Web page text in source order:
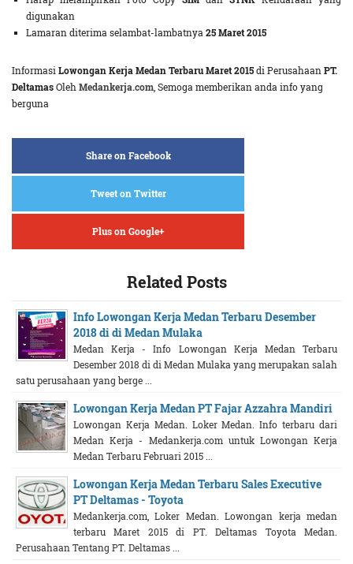
digunakan
Lamaran diterima selambat-lambatnya 25 Maret 2015
Informasi Lowongan Kerja Medan Terbaru Maret 2015di Perusahaan PT.
DeltamasOleh Medankerja.com , Semoga memberikan anda info yang
berguna
Share on Facebook
Tweet on Twitter
Plus on Google+
Related Posts
Info Lowongan Kerja Medan Terbaru Desember
2018 di di Medan Mulaka
Medan Kerja - Info Lowongan Kerja Medan Terbaru
Desember 2018 di di Medan Mulaka yang merupakan salah
satu perusahaan yang berge ...
Lowongan Kerja Medan PT Fajar Azzahra Mandiri
Lowongan Kerja Medan. Loker Medan. Info terbaru dari
Medan Kerja - Medankerja.com untuk Lowongan Kerja
Medan Terbaru Februari 2015 ...
Lowongan Kerja Medan Terbaru Sales Executive
PT Deltamas - Toyota
Medankerja.com, Loker Medan. Lowongan kerja medan
terbaru Maret 2015 di PT. Deltamas Toyota Medan.
Perusahaan Tentang PT. Deltamas ...